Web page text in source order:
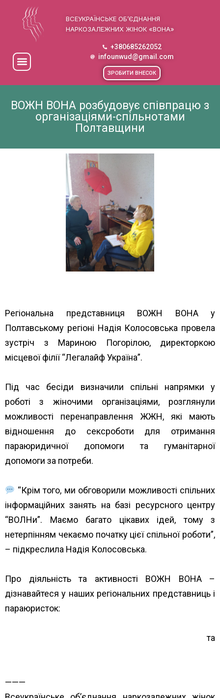
ВСЕУКРАЇНСЬКЕ ОБ’ЄДНАННЯ
НАРКОЗАЛЕЖНИХ ЖІНОК «ВОНА»
+380685262052
infounwud@gmail.com
ЗРОБИТИ ВНЕСОК
ВОЖН ВОНА розбудовує співпрацю з
організаціями-спільнотами
Полтавщини
Регіональна представниця ВОЖН ВОНА у
Полтавському регіоні Надія Колосовська провела
зустріч з Мариною Погорілою, директоркою
місцевої філії “Легалайф Україна”.
Під час бесіди визначили спільні напрямки у
роботі з жіночими організаціями, розглянули
можливості перенаправлення ЖЖН, які мають
відношення до сексроботи для отримання
параюридичної допомоги та гуманітарної
допомоги за потреби.
“Крім того, ми обговорили можливості спільних
інформаційних занять на базі ресурсного центру
“ВОЛНи”. Маємо багато цікавих ідей, тому з
нетерпінням чекаємо початку цієї спільної роботи”,
– підкреслила Надія Колосовська.
Про діяльність та активності ВОЖН ВОНА –
дізнавайтеся у наших регіональних представниць і
параюристок:
та
———